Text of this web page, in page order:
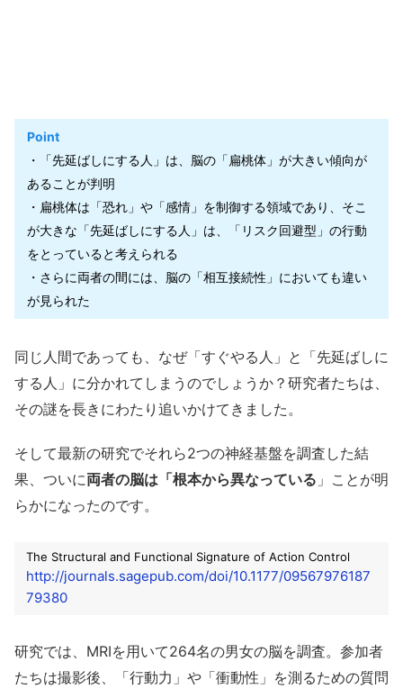
Point
・「先延ばしにする人」は、脳の「扁桃体」が大きい傾向が
あることが判明
・扁桃体は「恐れ」や「感情」を制御する領域であり、そこ
が大きな「先延ばしにする人」は、「リスク回避型」の行動
をとっていると考えられる
・さらに両者の間には、脳の「相互接続性」においても違い
が見られた
同じ人間であっても、なぜ「すぐやる人」と「先延ばしに
する人」に分かれてしまうのでしょうか？研究者たちは、
その謎を長きにわたり追いかけてきました。
そして最新の研究でそれら2つの神経基盤を調査した結
果、ついに両者の脳は「根本から異なっている 」ことが明
らかになったのです。
The Structural and Functional Signature of Action Control
http://journals.sagepub.com/doi/10.1177/09567976187
79380
研究では、MRIを用いて264名の男女の脳を調査。参加者
たちは撮影後、「行動力」や「衝動性」を測るための質問